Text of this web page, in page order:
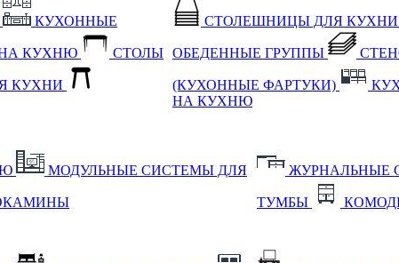
КУХОННЫЕ
КУХНЮ СТОЛЫ
КУХНИ
СТОЛЕШНИЦЫ ДЛЯ КУХНИ
ОБЕДЕННЫЕ ГРУППЫ
(КУХОННЫЕ ФАРТУКИ)
НА КУХНЮ
МОДУЛЬНЫЕ СИСТЕМЫ ДЛЯ ЖУРНАЛЬНЫЕ
ТУМБЫ